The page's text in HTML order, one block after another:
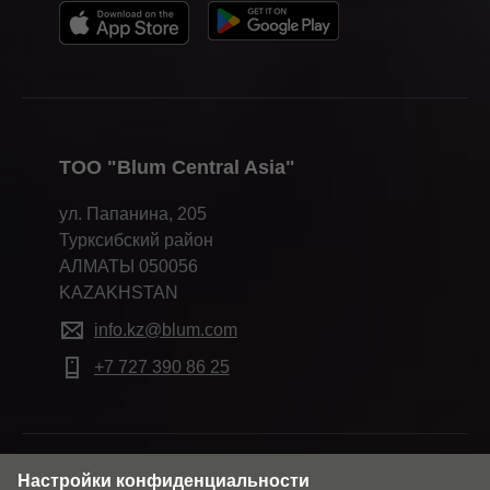
ТОО "Blum Central Asia"
ул. Папанина, 205
Турксибский район
АЛМАТЫ 050056
KAZAKHSTAN
info.kz@blum.com
+7 727 390 86 25
Изменить рынок и язык